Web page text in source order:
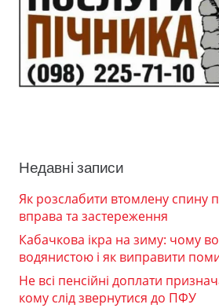
Недавні записи
Як розслабити втомлену спину
вправа та застереження
Кабачкова ікра на зиму: чому
водянистою і як виправити
Не всі пенсійні доплати
кому слід звернутися до ПФУ